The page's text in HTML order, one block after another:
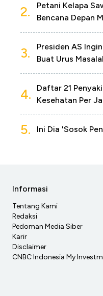
2.
Petani Kelapa
Bencana Depan
3.
Presiden AS
Buat Urus
4.
Daftar 21
Kesehatan Per
5. Ini Dia 'Sosok
Informasi
Tentang Kami
Redaksi
Pedoman Media Siber
Karir
Disclaimer
CNBC Indonesia My